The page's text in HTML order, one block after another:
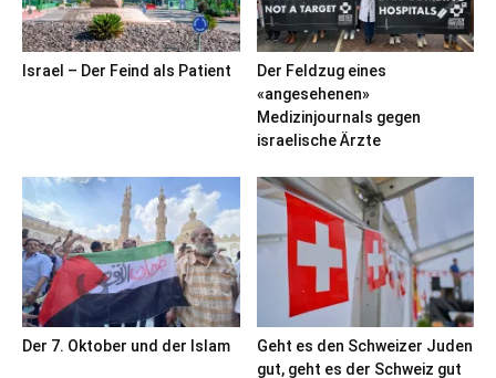
Israel – Der Feind als Patient
Der Feldzug eines
«angesehenen»
Medizinjournals gegen
israelische Ärzte
Der 7. Oktober und der Islam
Geht es den Schweizer Juden
gut, geht es der Schweiz gut